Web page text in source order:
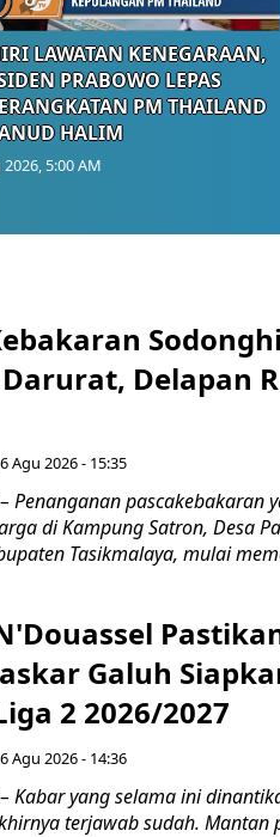
LAWATAN KENEGARAAN,
PRABOWO LEPAS
PM THAILAND
HALIM
2026, 5:00 AM
Delapan
Agu 2026 - 15:35
– Penanganan
di Kampung Satron, Desa
Tasikmalaya, mulai
Galuh
2 2026/2027
Agu 2026 - 14:36
– Kabar yang selama ini
terjawab sudah. Mantan